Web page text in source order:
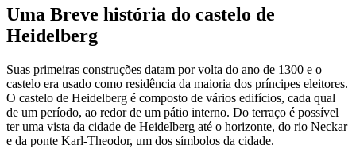
Uma Breve história do castelo de
Heidelberg
Suas primeiras construções datam por volta do ano de 1300 e o
castelo era usado como residência da maioria dos príncipes eleitores.
O castelo de Heidelberg é composto de vários edifícios, cada qual
de um período, ao redor de um pátio interno. Do terraço é possível
ter uma vista da cidade de Heidelberg até o horizonte, do rio Neckar
e da ponte Karl-Theodor, um dos símbolos da cidade.